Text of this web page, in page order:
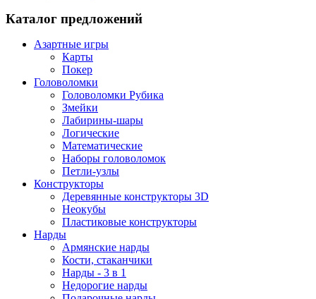
Каталог предложений
Азартные игры
Карты
Покер
Головоломки
Головоломки Рубика
Змейки
Лабирины-шары
Логические
Математические
Наборы головоломок
Петли-узлы
Конструкторы
Деревянные конструкторы 3D
Неокубы
Пластиковые конструкторы
Нарды
Армянские нарды
Кости, стаканчики
Нарды - 3 в 1
Недорогие нарды